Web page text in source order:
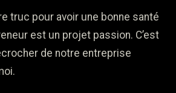
truc pour avoir une bonne santé
est un projet passion. C’est
de notre entreprise